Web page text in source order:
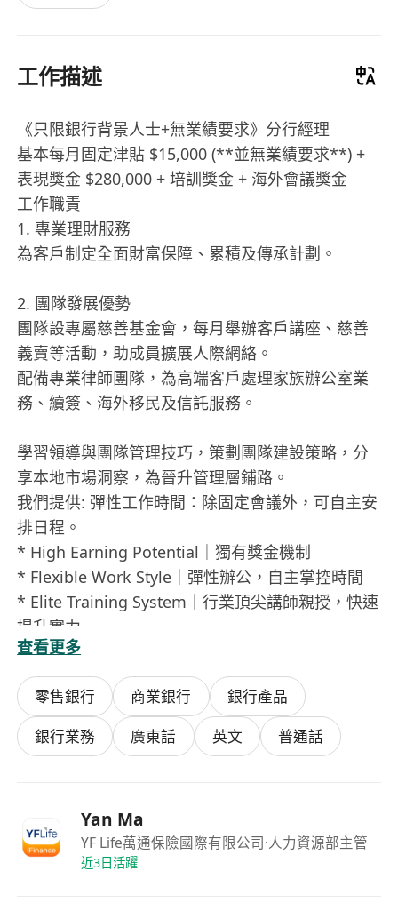
工作描述
《只限銀行背景人士+無業績要求》分行經理
基本每月固定津貼 $15,000 (**並無業績要求**) +
表現獎金 $280,000 + 培訓獎金 + 海外會議獎金
工作職責
1. 專業理財服務
為客戶制定全面財富保障、累積及傳承計劃。
2. 團隊發展優勢
團隊設專屬慈善基金會，每月舉辦客戶講座、慈善
義賣等活動，助成員擴展人際網絡。
配備專業律師團隊，為高端客戶處理家族辦公室業
務、續簽、海外移民及信託服務。
學習領導與團隊管理技巧，策劃團隊建設策略，分
享本地市場洞察，為晉升管理層鋪路。
我們提供: 彈性工作時間：除固定會議外，可自主安
排日程。
* High Earning Potential｜獨有獎金機制
* Flexible Work Style｜彈性辦公，自主掌控時間
* Elite Training System｜行業頂尖講師親授，快速
提升實力
* Fast Track Career Path｜清晰晉升路線，直通管
理層
* Exclusive Perks｜獎勵旅行、榮譽認證、專屬福
利
* Full Benefits｜完善醫療及保障福利
官方證書
* Flexible Schedule｜兼顧學業與實習，時間彈性
* License Support｜輔導考取兩張專業證照
查看更多
零售銀行 商業銀行
銀行產品
銀行業務
廣東話 英文 普通話
Yan Ma
YF Life萬通保險國際有限公司·人力資源部主管
近3日活躍